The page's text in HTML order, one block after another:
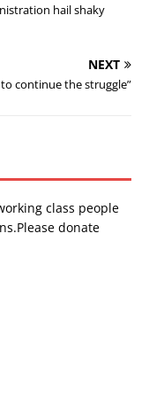
hail shaky
NEXT
continue the struggle”
class people
donate